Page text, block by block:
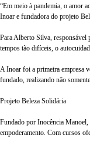
“Em meio à pandemia, o amor
Inoar e fundadora do projeto
Para Alberto Silva, responsável
tempos tão difíceis, o
A Inoar foi a primeira empresa
fundado, realizando não
Projeto Beleza Solidária
Fundado por Inocência Manoel,
empoderamento. Com cursos